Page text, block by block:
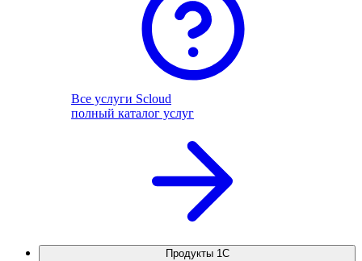
Все услуги Scloud
полный каталог услуг
Продукты 1С